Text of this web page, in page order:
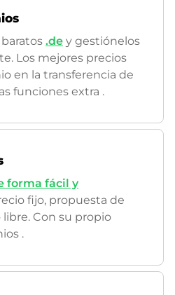
.de y gestiónelos
Los mejores precios
en la transferencia de
funciones extra .
forma fácil y
fijo, propuesta de
Con su propio
.